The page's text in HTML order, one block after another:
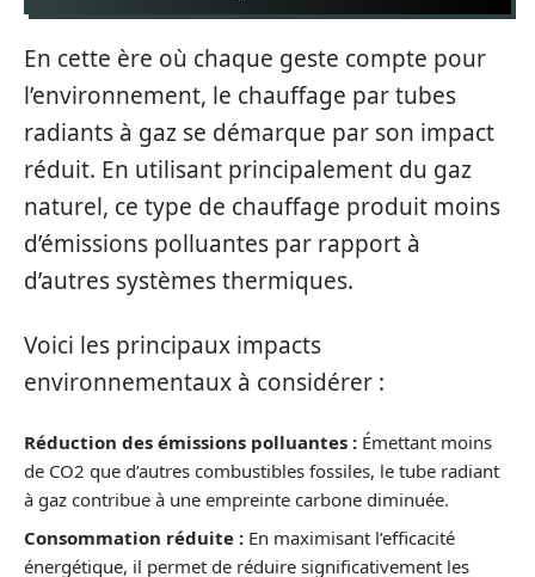
En cette ère où chaque geste compte pour
l’environnement, le chauffage par tubes
radiants à gaz se démarque par son impact
réduit. En utilisant principalement du gaz
naturel, ce type de chauffage produit moins
d’émissions polluantes par rapport à
d’autres systèmes thermiques.
Voici les principaux impacts
environnementaux à considérer :
Réduction des émissions polluantes : Émettant moins
de CO2 que d’autres combustibles fossiles, le tube radiant
à gaz contribue à une empreinte carbone diminuée.
Consommation réduite : En maximisant l’efficacité
énergétique, il permet de réduire significativement les